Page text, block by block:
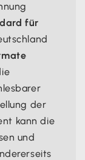
für
der
kann die
und